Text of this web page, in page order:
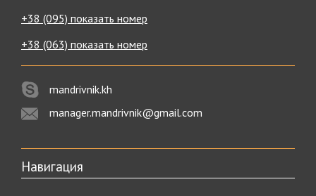
+38 (095) показать номер
+38 (063) показать номер
mandrivnik.kh
manager.mandrivnik@gmail.com
Навигация